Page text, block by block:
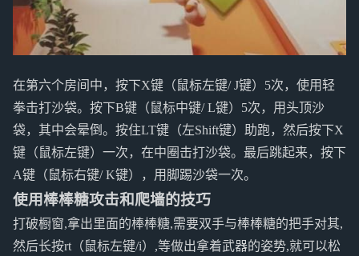
在第六个房间中，按下X键（鼠标左键/ J键）5次，使用轻
拳击打沙袋。按下B键（鼠标中键/ L键）5次，用头顶沙
袋，其中会晕倒。按住LT键（左Shift键）助跑，然后按下X
键（鼠标左键）一次，在中圈击打沙袋。最后跳起来，按下
A键（鼠标右键/ K键），用脚踢沙袋一次。
使用棒棒糖攻击和爬墙的技巧
打破橱窗,拿出里面的棒棒糖,需要双手与棒棒糖的把手对其,
然后长按rt（鼠标左键/i）,等做出拿着武器的姿势,就可以松